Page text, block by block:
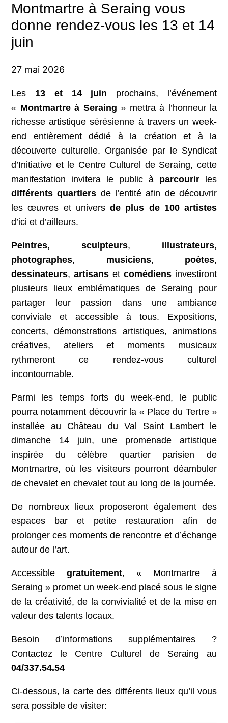
Montmartre à Seraing vous
donne rendez-vous les 13 et 14
juin
27 mai 2026
Les 13 et 14 juin prochains, l’événement
« Montmartre à Seraing » mettra à l’honneur la
richesse artistique sérésienne à travers un week-
end entièrement dédié à la création et à la
découverte culturelle. Organisée par le Syndicat
d’Initiative et le Centre Culturel de Seraing, cette
manifestation invitera le public à parcourir les
différents quartiers de l’entité afin de découvrir
les œuvres et univers de plus de 100 artistes
d’ici et d’ailleurs.
Peintres, sculpteurs, illustrateurs,
photographes, musiciens, poètes,
dessinateurs, artisans et comédiens investiront
plusieurs lieux emblématiques de Seraing pour
partager leur passion dans une ambiance
conviviale et accessible à tous. Expositions,
concerts, démonstrations artistiques, animations
créatives, ateliers et moments musicaux
rythmeront ce rendez-vous culturel
incontournable.
Parmi les temps forts du week-end, le public
pourra notamment découvrir la « Place du Tertre »
installée au Château du Val Saint Lambert le
dimanche 14 juin, une promenade artistique
inspirée du célèbre quartier parisien de
Montmartre, où les visiteurs pourront déambuler
de chevalet en chevalet tout au long de la journée.
De nombreux lieux proposeront également des
espaces bar et petite restauration afin de
prolonger ces moments de rencontre et d’échange
autour de l’art.
Accessible gratuitement, « Montmartre à
Seraing » promet un week-end placé sous le signe
de la créativité, de la convivialité et de la mise en
valeur des talents locaux.
Besoin d’informations supplémentaires ?
Contactez le Centre Culturel de Seraing au
04/337.54.54
Ci-dessous, la carte des différents lieux qu’il vous
sera possible de visiter: